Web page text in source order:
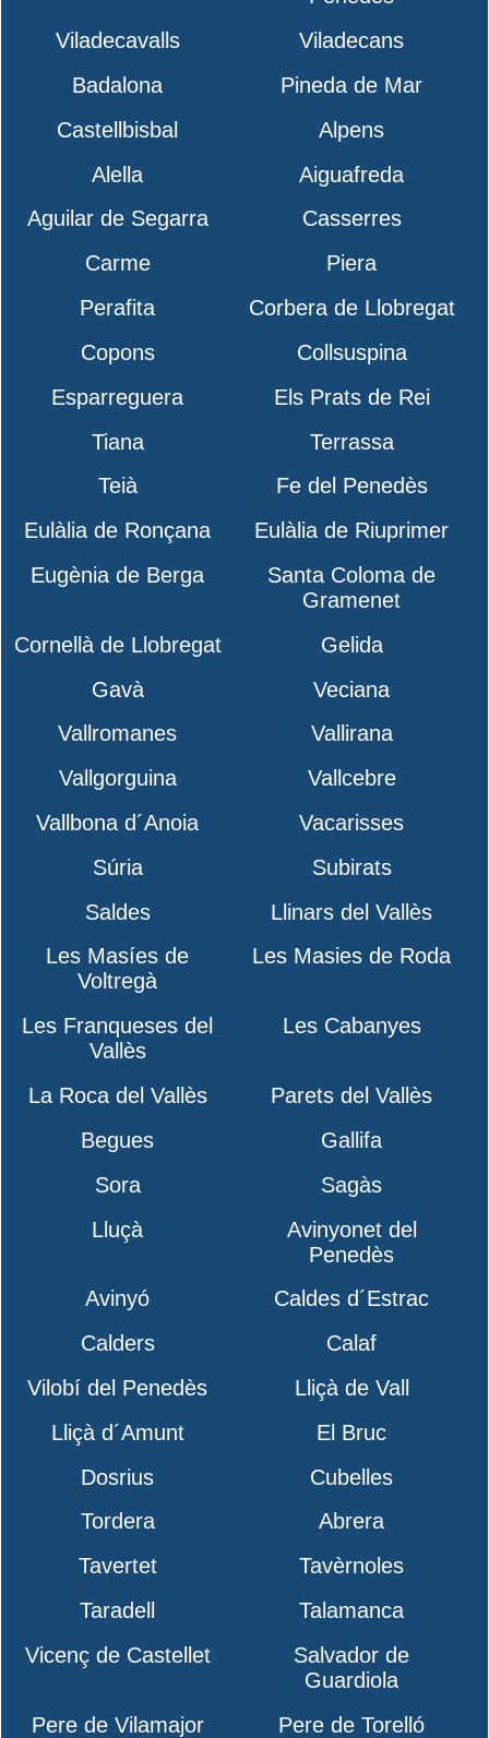
Viladecavalls
Viladecans
Badalona
Pineda de Mar
Castellbisbal
Alpens
Alella
Aiguafreda
Aguilar de Segarra
Casserres
Carme
Piera
Perafita
Corbera de Llobregat
Copons
Collsuspina
Esparreguera
Els Prats de Rei
Tiana
Terrassa
Teià
Fe del Penedès
Eulàlia de Ronçana
Eulàlia de Riuprimer
Eugènia de Berga
Santa Coloma de
Gramenet
Cornellà de Llobregat
Gelida
Gavà
Veciana
Vallromanes
Vallirana
Vallgorguina
Vallcebre
Vallbona d´Anoia
Vacarisses
Súria
Subirats
Saldes
Llinars del Vallès
Les Masíes de
Voltregà
Les Masies de Roda
Les Franqueses del
Vallès
Les Cabanyes
La Roca del Vallès
Parets del Vallès
Begues
Gallifa
Sora
Sagàs
Lluçà
Avinyonet del
Penedès
Avinyó
Caldes d´Estrac
Calders
Calaf
Vilobí del Penedès
Lliçà de Vall
Lliçà d´Amunt
El Bruc
Dosrius
Cubelles
Tordera
Abrera
Tavertet
Tavèrnoles
Taradell
Talamanca
Vicenç de Castellet
Salvador de
Guardiola
Pere de Vilamajor
Pere de Torelló